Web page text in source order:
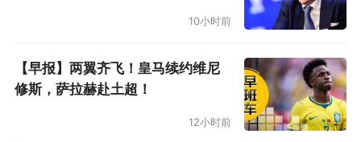
10小时前
【早报】两翼齐飞！皇马续约维尼
修斯，萨拉赫赴土超！
12小时前